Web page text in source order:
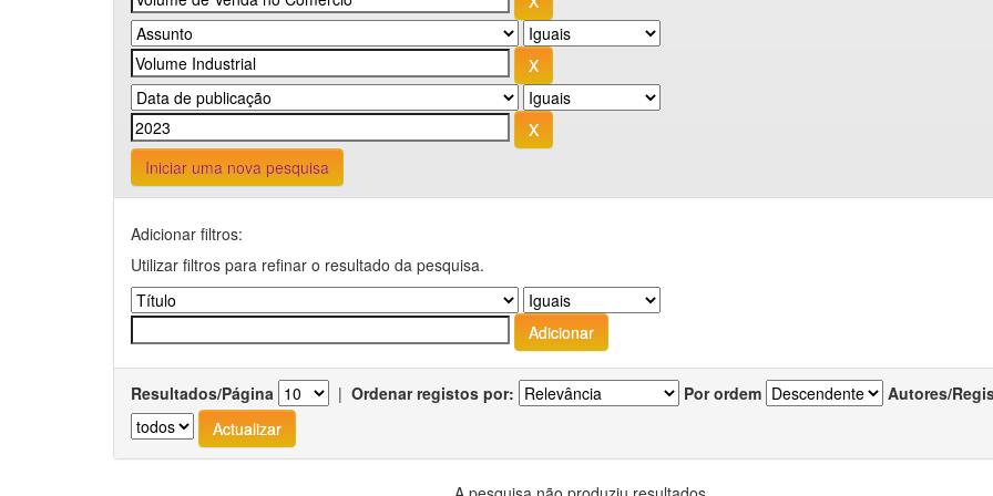
Iniciar uma nova pesquisa
Adicionar filtros:
Utilizar filtros para refinar o resultado da pesquisa.
Resultados/Página | Ordenar registos por: Por ordem Autores/